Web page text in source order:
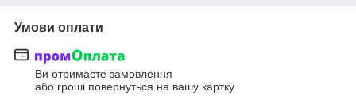
Умови оплати
Ви отримаєте замовлення
або гроші повернуться на вашу картку